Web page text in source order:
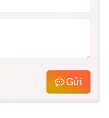
Gửi